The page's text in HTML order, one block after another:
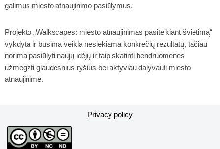
galimus miesto atnaujinimo pasiūlymus.
Projekto „Walkscapes: miesto atnaujinimas pasitelkiant švietimą“
vykdyta ir būsima veikla nesiekiama konkrečių rezultatų, tačiau
norima pasiūlyti naujų idėjų ir taip skatinti bendruomenes
užmegzti glaudesnius ryšius bei aktyviau dalyvauti miesto
atnaujinime.
Privacy policy